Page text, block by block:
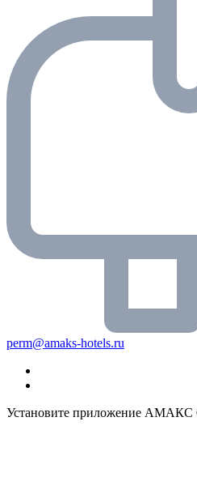
perm@amaks-hotels.ru
Установите приложение АМАКС